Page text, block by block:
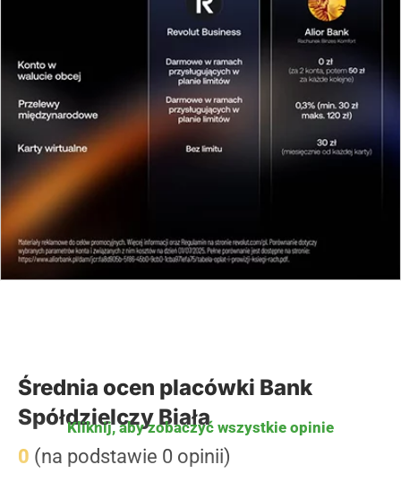
Średnia ocen placówki Bank
Spółdzielczy Biała
0 (na podstawie 0 opinii)
Kliknij, aby zobaczyć wszystkie opinie